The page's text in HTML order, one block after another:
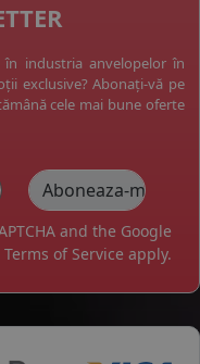
industria anvelopelor în
exclusive? Abonați-vă pe
cele mai bune oferte
and the Google
Terms of Service apply.